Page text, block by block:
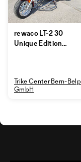
rewaco LT-2 30
Unique Edition
Trike Center Bern-Belp
GmbH